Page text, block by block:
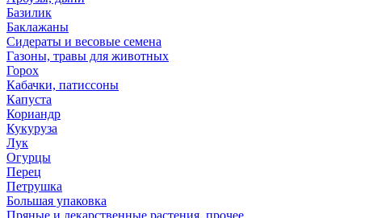
Базилик
Баклажаны
Сидераты и весовые семена
Газоны, травы для животных
Горох
Кабачки, патиссоны
Капуста
Кориандр
Кукуруза
Лук
Огурцы
Перец
Петрушка
Большая упаковка
Пряные и лекарственные растения, прочее